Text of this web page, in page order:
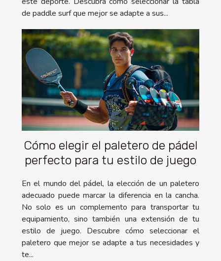
de paddle surf que mejor se adapte a sus...
Cómo elegir el paletero de pádel
perfecto para tu estilo de juego
En el mundo del pádel, la elección de un paletero
adecuado puede marcar la diferencia en la cancha.
No solo es un complemento para transportar tu
equipamiento, sino también una extensión de tu
estilo de juego. Descubre cómo seleccionar el
paletero que mejor se adapte a tus necesidades y
te...